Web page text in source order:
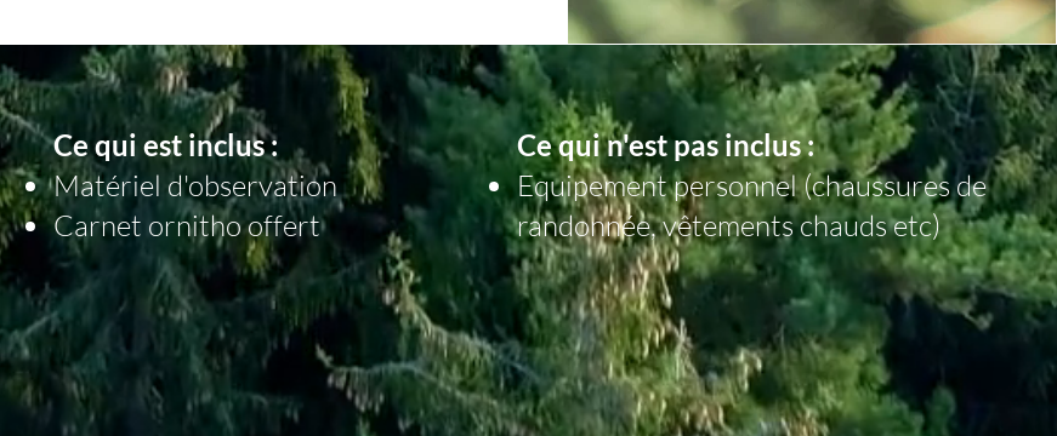
Ce qui est inclus :
Matériel d'observation
Carnet ornitho offert
Ce qui n'est pas inclus :
Equipement personnel (chaussures de
randonnée, vêtements chauds etc)